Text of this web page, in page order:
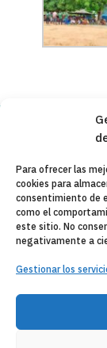
Para ofrecer las
cookies para
consentimiento de
como el
este sitio. No
negativamente a
Gestionar los